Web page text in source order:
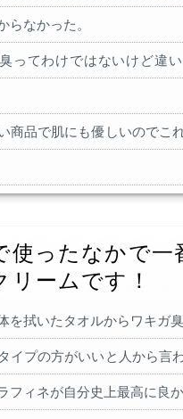
らなかった。
ってわけではないけど違
商品で肌にも優しいのでこ
使ったなかで一
リームです！
を拭いたタオルからワキガ臭
イプの方がいいと人から言
フィネが自分史上最高に良か